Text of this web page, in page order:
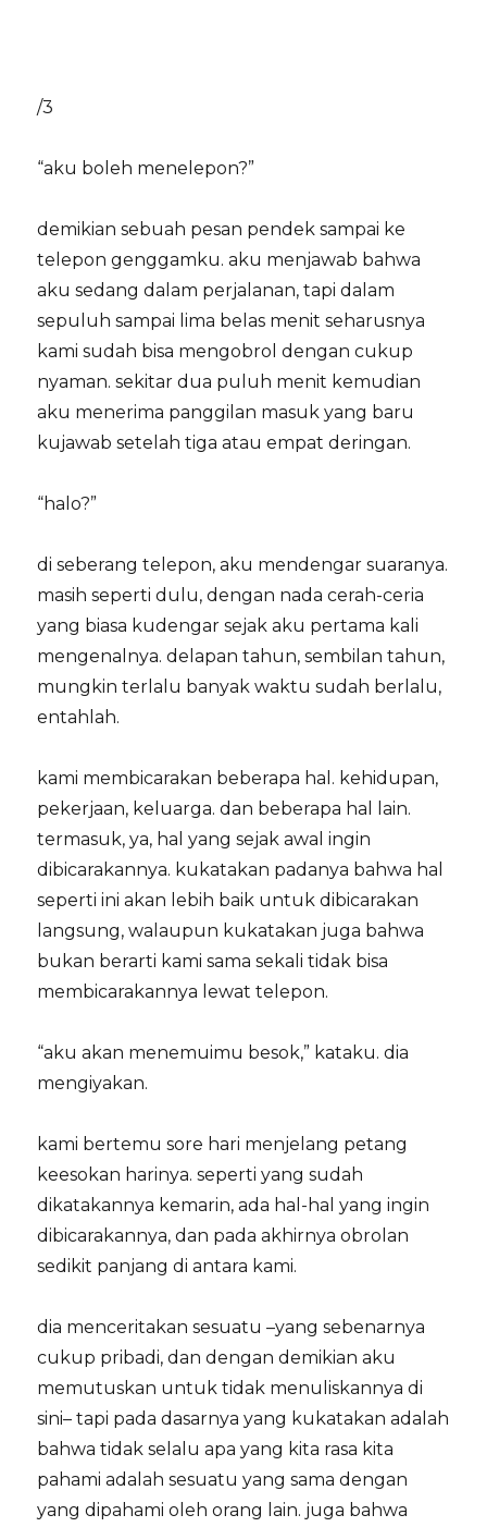
/3
“aku boleh menelepon?”
demikian sebuah pesan pendek sampai ke
telepon genggamku. aku menjawab bahwa
aku sedang dalam perjalanan, tapi dalam
sepuluh sampai lima belas menit seharusnya
kami sudah bisa mengobrol dengan cukup
nyaman. sekitar dua puluh menit kemudian
aku menerima panggilan masuk yang baru
kujawab setelah tiga atau empat deringan.
“halo?”
di seberang telepon, aku mendengar suaranya.
masih seperti dulu, dengan nada cerah-ceria
yang biasa kudengar sejak aku pertama kali
mengenalnya. delapan tahun, sembilan tahun,
mungkin terlalu banyak waktu sudah berlalu,
entahlah.
kami membicarakan beberapa hal. kehidupan,
pekerjaan, keluarga. dan beberapa hal lain.
termasuk, ya, hal yang sejak awal ingin
dibicarakannya. kukatakan padanya bahwa hal
seperti ini akan lebih baik untuk dibicarakan
langsung, walaupun kukatakan juga bahwa
bukan berarti kami sama sekali tidak bisa
membicarakannya lewat telepon.
“aku akan menemuimu besok,” kataku. dia
mengiyakan.
kami bertemu sore hari menjelang petang
keesokan harinya. seperti yang sudah
dikatakannya kemarin, ada hal-hal yang ingin
dibicarakannya, dan pada akhirnya obrolan
sedikit panjang di antara kami.
dia menceritakan sesuatu –yang sebenarnya
cukup pribadi, dan dengan demikian aku
memutuskan untuk tidak menuliskannya di
sini– tapi pada dasarnya yang kukatakan adalah
bahwa tidak selalu apa yang kita rasa kita
pahami adalah sesuatu yang sama dengan
yang dipahami oleh orang lain. juga bahwa